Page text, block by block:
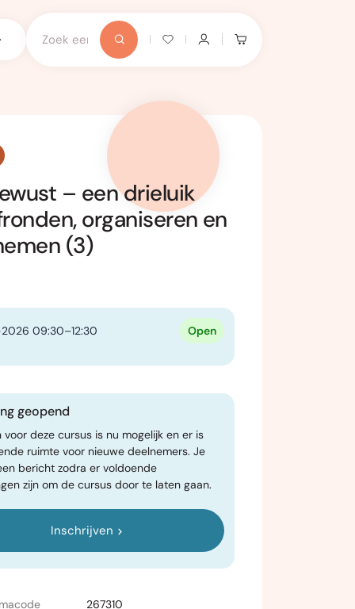
– een drieluik
organiseren en
(3)
09:30–12:30 Open
geopend
voor deze cursus is nu mogelijk en er is
ruimte voor nieuwe deelnemers. Je
bericht zodra er voldoende
zijn om de cursus door te laten gaan.
Inschrijven
267310